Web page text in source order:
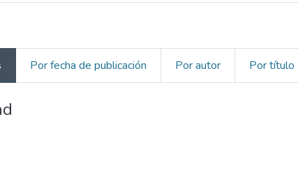
Por fecha de publicación Por autor Por título